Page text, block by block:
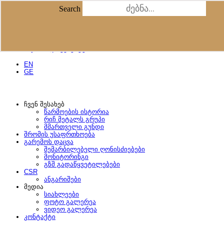
Youtube
EN
GE
ჩვენ შესახებ
წარმოების ისტორია
რიჩ მეტალს გრუპი
მმართველი გუნდი
შრომის უსაფრთხოება
გარემოს დაცვა
შემარბილებელი ღონისძიებები
მონიტორინგი
გზშ გადაწყვეტილებები
CSR
ანგარიშები
მედია
სიახლეები
ფოტო გალერეა
ვიდეო გალერეა
კონტაქტი
Search
Search